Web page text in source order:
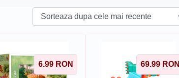
6.99 RON 69.99 RON